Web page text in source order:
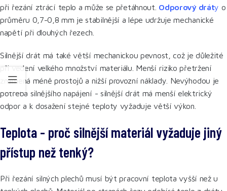
při řezání ztrácí teplo a může se přetáhnout. Odporový dráty o
průměru 0,7-0,8 mm je stabilnější a lépe udržuje mechanické
napětí při dlouhých řezech.
Silnější drát má také větší mechanickou pevnost, což je důležité
při vedení velkého množství materiálu. Menší riziko přetržení
znamená méně prostojů a nižší provozní náklady. Nevýhodou je
potřeba silnějšího napájení - silnější drát má menší elektrický
odpor a k dosažení stejné teploty vyžaduje větší výkon.
Teplota - proč silnější materiál vyžaduje jiný
přístup než tenký?
Při řezání silných plechů musí být pracovní teplota vyšší než u